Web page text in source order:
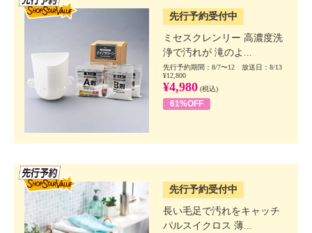
先行予約受付中
ミセスクレンリー 高濃度洗
浄で汚れが 滝のよ...
先行予約期間：8/7〜12 放送日：8/13
¥12,800
¥4,980 (税込)
61%OFF
先行予約受付中
長い毛足で汚れをキャッチ
パルスイクロス 薄...